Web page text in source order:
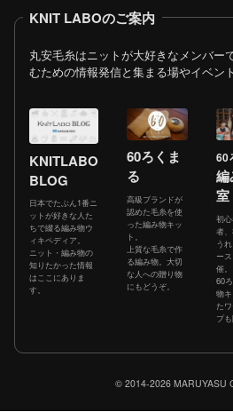
KNIT LABOのご案内
丸安毛糸はニットが大好きなメンバー
むための情報発信と集まる場やイベン
KNITLABO
BLOG
日本でたぶん1番ニ
ットが好きな人た
ちで綴る編み物ウ
ィキペディア。
ニット・編み物の
知りたかった情報
はここにありま
す。
60ろくま
る
高級ブランドが
認めた毛糸を使
った編み物キッ
ト。
上質な毛糸で作
る編み物。大切
な人への贈り物
にもどうぞ。
60
室
初
者
う
ー
催。
60
物
た
プも
© 2014-2026 MARUYASU